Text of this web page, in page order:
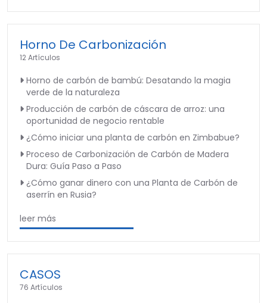
Horno De Carbonización
12 Artículos
Horno de carbón de bambú: Desatando la magia
verde de la naturaleza
Producción de carbón de cáscara de arroz: una
oportunidad de negocio rentable
¿Cómo iniciar una planta de carbón en Zimbabue?
Proceso de Carbonización de Carbón de Madera
Dura: Guía Paso a Paso
¿Cómo ganar dinero con una Planta de Carbón de
aserrín en Rusia?
leer más
CASOS
76 Artículos